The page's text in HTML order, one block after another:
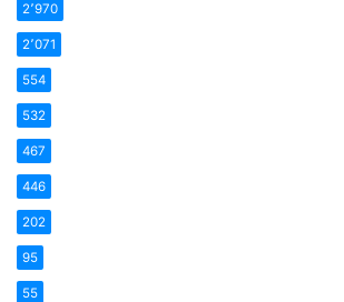
2٬970
2٬071
554
532
467
446
202
95
55